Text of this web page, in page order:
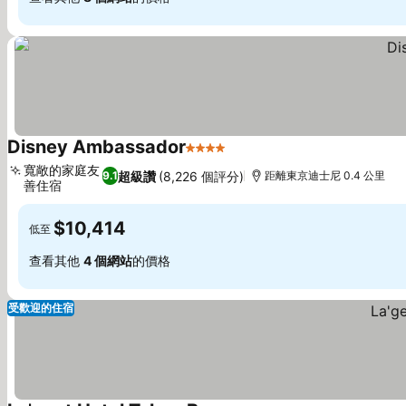
Disney Ambassador4 星級
9.1超級讚 (8,226 個評分)
寬敞的家庭友
善住宿
距離東京迪士尼 0.4 公里
低至 $10,414
查看其他 4 個網站的價格
受歡迎的住宿